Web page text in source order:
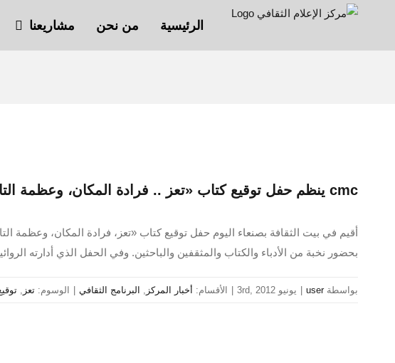
content
الرئيسية من نحن مشاريعنا
cmc ينظم حفل توقيع كتاب «تعز .. فرادة المكان، وعظمة التاريخ» للباحث فيصل فارع
بحضور نخبة من الأدباء والكتاب والمثقفين والباحثين. وفي الحفل الذي أدارته
بواسطةuser يونيو 3rd, 2012 الأقسام: أخبار المركز , البرنامج الثقافي الوسوم: تعز ,